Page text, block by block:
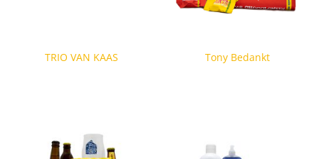
TRIO VAN KAAS Tony Bedankt